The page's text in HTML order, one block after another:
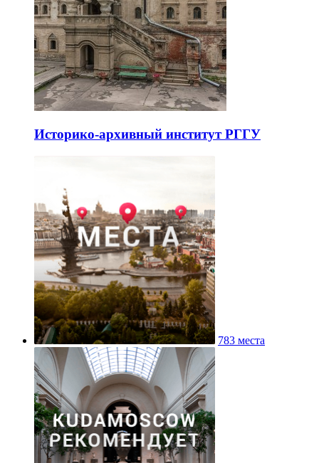
Историко-архивный институт РГГУ
783 места